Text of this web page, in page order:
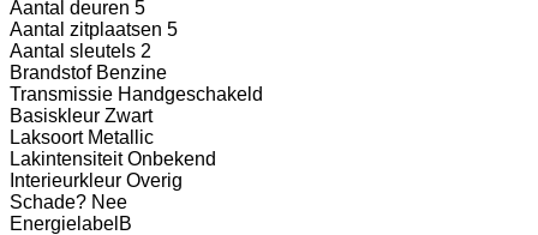
Aantal deuren 5
Aantal zitplaatsen 5
Aantal sleutels 2
Brandstof Benzine
Transmissie Handgeschakeld
Basiskleur Zwart
Laksoort Metallic
Lakintensiteit Onbekend
Interieurkleur Overig
Schade? Nee
Energielabel B